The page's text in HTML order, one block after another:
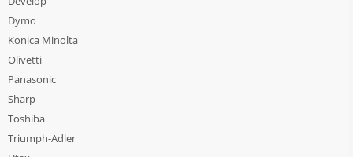
Dymo
Konica Minolta
Olivetti
Panasonic
Sharp
Toshiba
Triumph-Adler